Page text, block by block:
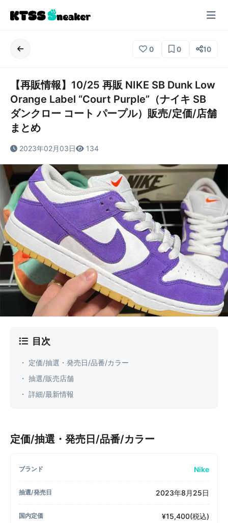
0 0 10
【再販情報】10/25 再販 NIKE SB Dunk Low
Orange Label “Court Purple”（ナイキ SB
ダンクロー コート パープル）販売/定価/店舗
まとめ
2023年02月03日 134
目次
・ 定価/抽選・発売日/品番/カラー
・ 抽選/販売店舗
・ 詳細/最新情報
定価/抽選・発売日/品番/カラー
ブランド Nike
抽選/発売日 2023年8月25日
国内定価 ¥15,400(税込)